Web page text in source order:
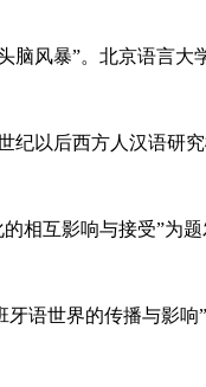
风暴”。北京语言
纪以后西方人汉语研
相互影响与接受”为
牙语世界的传播与影